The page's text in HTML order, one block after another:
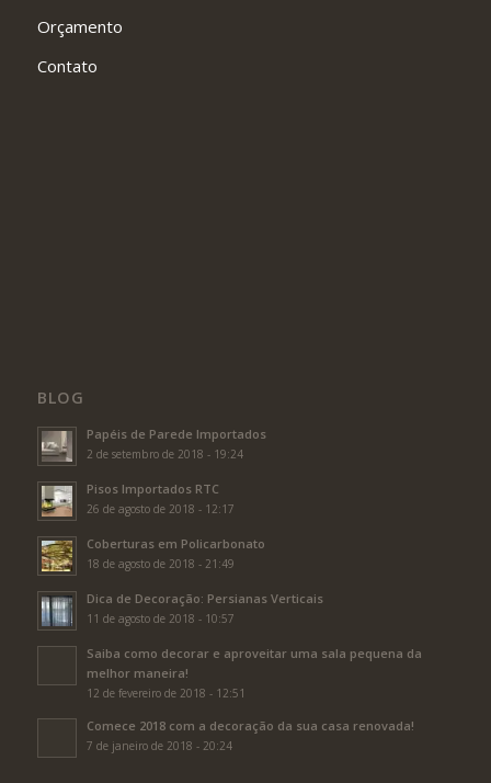
Orçamento
Contato
BLOG
Papéis de Parede Importados
2 de setembro de 2018 - 19:24
Pisos Importados RTC
26 de agosto de 2018 - 12:17
Coberturas em Policarbonato
18 de agosto de 2018 - 21:49
Dica de Decoração: Persianas Verticais
11 de agosto de 2018 - 10:57
Saiba como decorar e aproveitar uma sala pequena da
melhor maneira!
12 de fevereiro de 2018 - 12:51
Comece 2018 com a decoração da sua casa renovada!
7 de janeiro de 2018 - 20:24